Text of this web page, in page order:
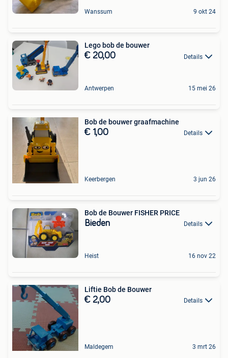
Wanssum 9 okt 24
Lego bob de bouwer
€ 20,00 Details
Antwerpen 15 mei 26
Bob de bouwer graafmachine
€ 1,00 Details
Keerbergen 3 jun 26
Bob de Bouwer FISHER PRICE
Bieden Details
Heist 16 nov 22
Liftie Bob de Bouwer
€ 2,00 Details
Maldegem 3 mrt 26